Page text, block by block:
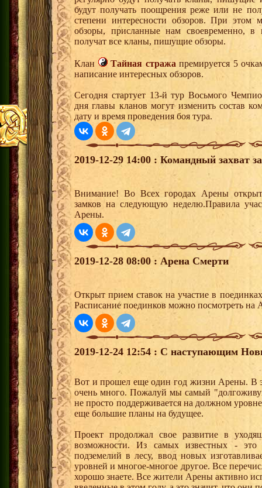
будут получать поощрения реже или не
степени интересности обзоров. При этом
обзоры, присланные нам своевременно,
получат все кланы, пишущие обзоры.
Клан Тайная стража премируется 5
написание интересных обзоров.
Сегодня стартует 13-й тур Восьмого
дня главы кланов могут изменить состав
дату и время проведения боя тура.
2019-12-29 14:00 : Командный захват
Внимание! Во Всех городах Арены
замков на следующую неделю.Правила
Арены.
2019-12-28 08:00 : Арена Смерти
Открыт прием ставок на участие в
Расписание поединков можно посмотреть на
2019-12-24 12:54 : С наступающим
Вот и прошел еще один год жизни Арены. В
очень много. Пожалуй мы самый
не просто поддерживается на должном
еще большие планы на будущее.
Проект продолжал свое развитие в
возможности. Из самых известных - это
подземелий в лесу, ввод новых
уровней и многое-многое другое. Все
хорошо знаете. Все жители Арены активно